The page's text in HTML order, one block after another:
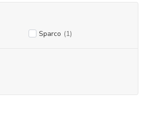
Sparco (1)